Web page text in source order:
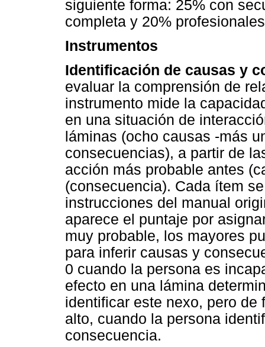
siguiente forma: 25% con
completa y 20%
Instrumentos
Identificación de causas y
evaluar la comprensión de
instrumento mide la
en una situación de
láminas (ocho causas -más
consecuencias), a partir de
acción más probable antes
(consecuencia). Cada ítem
instrucciones del manual
aparece el puntaje por
muy probable, los mayores
para inferir causas y
0 cuando la persona es
efecto en una lámina
identificar este nexo, pero
alto, cuando la persona
consecuencia.